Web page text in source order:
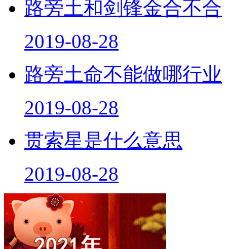
路旁土和剑锋金合不合
2019-08-28
路旁土命不能做哪行业
2019-08-28
贯索星是什么意思
2019-08-28